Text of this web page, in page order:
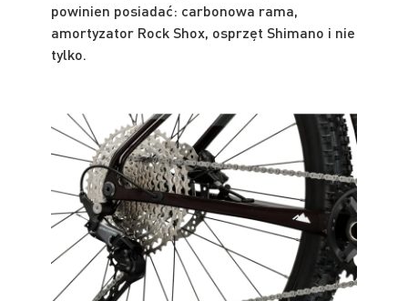
powinien posiadać: carbonowa rama,
amortyzator Rock Shox, osprzęt Shimano i nie
tylko.